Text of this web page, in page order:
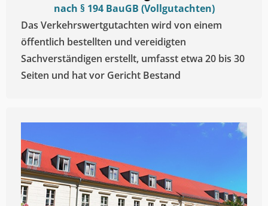
nach § 194 BauGB (Vollgutachten)
Das Verkehrswertgutachten wird von einem
öffentlich bestellten und vereidigten
Sachverständigen erstellt, umfasst etwa 20 bis 30
Seiten und hat vor Gericht Bestand